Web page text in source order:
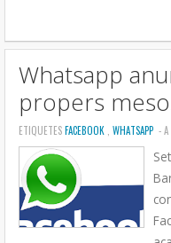
Whatsapp
propers
ETIQUETESFACEBOOK , WHATSAPP - A